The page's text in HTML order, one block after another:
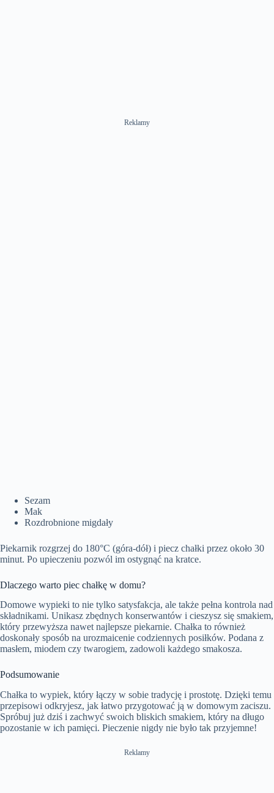
Reklamy
Sezam
Mak
Rozdrobnione migdały
Piekarnik rozgrzej do 180°C (góra-dół) i piecz chałki przez około 30
minut. Po upieczeniu pozwól im ostygnąć na kratce.
Dlaczego warto piec chałkę w domu?
Domowe wypieki to nie tylko satysfakcja, ale także pełna kontrola nad
składnikami. Unikasz zbędnych konserwantów i cieszysz się smakiem,
który przewyższa nawet najlepsze piekarnie. Chałka to również
doskonały sposób na urozmaicenie codziennych posiłków. Podana z
masłem, miodem czy twarogiem, zadowoli każdego smakosza.
Podsumowanie
Chałka to wypiek, który łączy w sobie tradycję i prostotę. Dzięki temu
przepisowi odkryjesz, jak łatwo przygotować ją w domowym zaciszu.
Spróbuj już dziś i zachwyć swoich bliskich smakiem, który na długo
pozostanie w ich pamięci. Pieczenie nigdy nie było tak przyjemne!
Reklamy